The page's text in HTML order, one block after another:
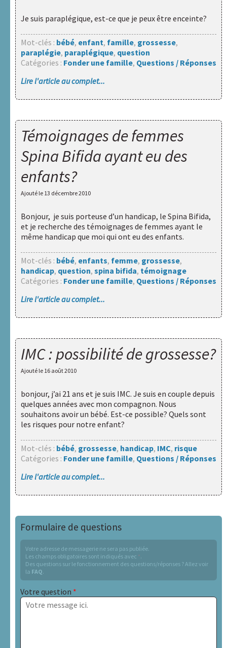
Handicap
et
Santé
HAXY
Réseau
HAXY
Je suis paraplégique, est-ce que je peux être enceinte?
Mot-clés : bébé, enfant, famille, grossesse,
paraplégie, paraplégique, question
Catégories : Fonder une famille, Questions / Réponses
Lire l'article au complet...
Témoignages de femmes
Spina Bifida ayant eu des
enfants?
Ajouté le 13 décembre 2010
Bonjour, je suis porteuse d’un handicap, le Spina Bifida,
et je recherche des témoignages de femmes ayant le
même handicap que moi qui ont eu des enfants.
Mot-clés : bébé, enfants, femme, grossesse,
handicap, question, spina bifida, témoignage
Catégories : Fonder une famille, Questions / Réponses
Lire l'article au complet...
IMC : possibilité de grossesse?
Ajouté le 16 août 2010
bonjour, j’ai 21 ans et je suis IMC. Je suis en couple depuis
quelques années avec mon compagnon. Nous
souhaitons avoir un bébé. Est-ce possible? Quels sont
les risques pour notre enfant?
Mot-clés : bébé, grossesse, handicap, IMC, risque
Catégories : Fonder une famille, Questions / Réponses
Lire l'article au complet...
Formulaire de questions
Votre adresse de messagerie ne sera pas publiée.
Les champs obligatoires sont indiqués avec *.
Des questions sur le fonctionnement des questions/réponses ? Allez voir
la FAQ.
Votre question *